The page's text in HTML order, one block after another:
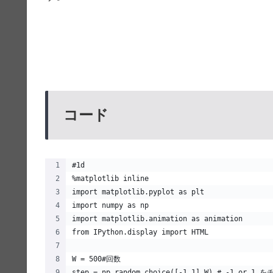
コード
#1d
%matplotlib inline
import matplotlib.pyplot as plt
import numpy as np
import matplotlib.animation as animation
from IPython.display import HTML
W = 500#回数